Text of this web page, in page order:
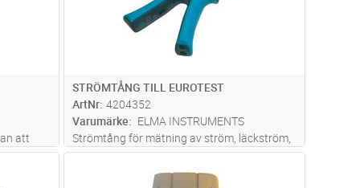
att
STRÖMTÅNG TILL EUROTEST
ArtNr 4204352
Varumärke
ELMA INSTRUMENTS
Strömtång för mätning av ström, läckström,
effekt, övertoner och
jordmotståndsmätning.Extra funktion:För
Lägg i kundvagn